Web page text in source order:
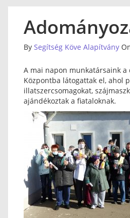
By Segítség Köve Alapítvány
A mai napon munkatársaink a
Központba látogattak el, ahol
illatszercsomagokat,
ajándékoztak a fiataloknak.